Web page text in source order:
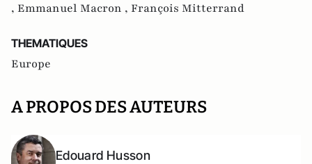
, Emmanuel Macron , François Mitterrand
THEMATIQUES
Europe
A PROPOS DES AUTEURS
Edouard Husson